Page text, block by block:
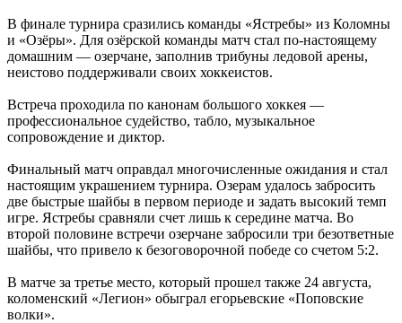
В финале турнира сразились команды «Ястребы» из Коломны
и «Озёры». Для озёрской команды матч стал по-настоящему
домашним — озерчане, заполнив трибуны ледовой арены,
неистово поддерживали своих хоккеистов.
Встреча проходила по канонам большого хоккея —
профессиональное судейство, табло, музыкальное
сопровождение и диктор.
Финальный матч оправдал многочисленные ожидания и стал
настоящим украшением турнира. Озерам удалось забросить
две быстрые шайбы в первом периоде и задать высокий темп
игре. Ястребы сравняли счет лишь к середине матча. Во
второй половине встречи озерчане забросили три безответные
шайбы, что привело к безоговорочной победе со счетом 5:2.
В матче за третье место, который прошел также 24 августа,
коломенский «Легион» обыграл егорьевские «Поповские
волки».